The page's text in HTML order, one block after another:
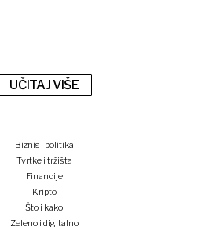
UČITAJ VIŠE
Biznis i politika
Tvrtke i tržišta
Financije
Kripto
Što i kako
Zeleno i digitalno